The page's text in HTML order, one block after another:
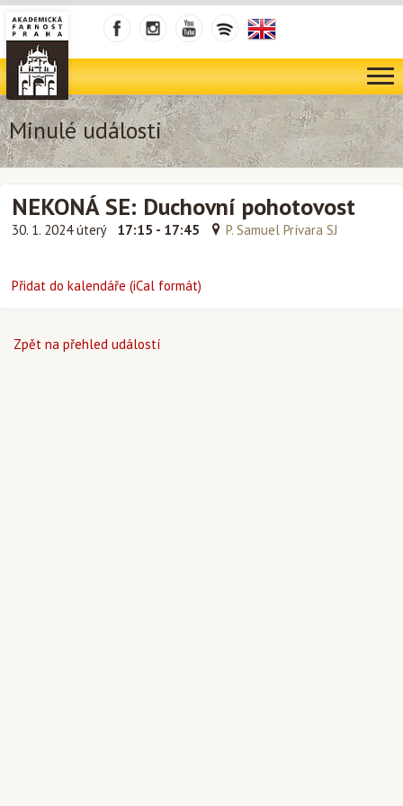
Minulé události
NEKONÁ SE: Duchovní pohotovost
30. 1. 2024 úterý 17:15 - 17:45 P. Samuel Prívara SJ
Přidat do kalendáře (iCal formát)
Zpět na přehled událostí